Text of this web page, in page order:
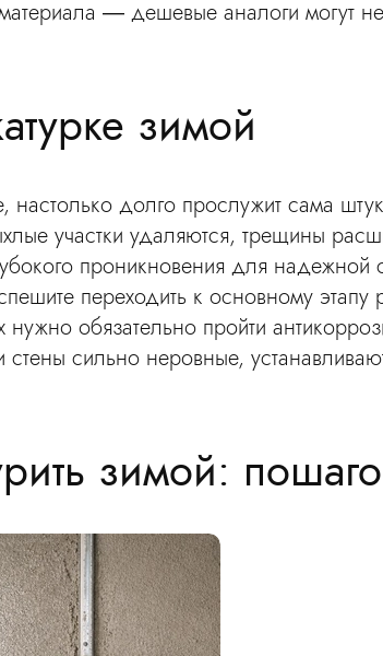
— дешевые аналоги могут
зимой
долго прослужит сама
участки удаляются, трещины
проникновения для надежной
переходить к основному
нужно обязательно пройти
сильно неровные,
зимой: